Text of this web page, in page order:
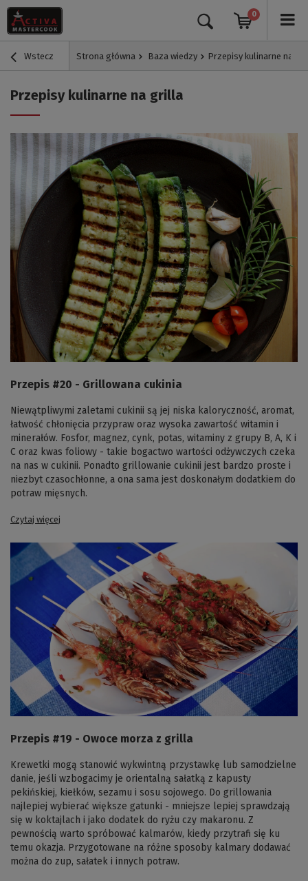
0
Wstecz Strona główna Baza wiedzy Przepisy kulinarne na
Przepisy kulinarne na grilla
Przepis #20 - Grillowana cukinia
Niewątpliwymi zaletami cukinii są jej niska kaloryczność, aromat,
łatwość chłonięcia przypraw oraz wysoka zawartość witamin i
minerałów. Fosfor, magnez, cynk, potas, witaminy z grupy B, A, K i
C oraz kwas foliowy - takie bogactwo wartości odżywczych czeka
na nas w cukinii. Ponadto grillowanie cukinii jest bardzo proste i
niezbyt czasochłonne, a ona sama jest doskonałym dodatkiem do
potraw mięsnych.
Czytaj więcej
Przepis #19 - Owoce morza z grilla
Krewetki mogą stanowić wykwintną przystawkę lub samodzielne
danie, jeśli wzbogacimy je orientalną sałatką z kapusty
pekińskiej, kiełków, sezamu i sosu sojowego. Do grillowania
najlepiej wybierać większe gatunki - mniejsze lepiej sprawdzają
się w koktajlach i jako dodatek do ryżu czy makaronu. Z
pewnością warto spróbować kalmarów, kiedy przytrafi się ku
temu okazja. Przygotowane na różne sposoby kalmary dodawać
można do zup, sałatek i innych potraw.